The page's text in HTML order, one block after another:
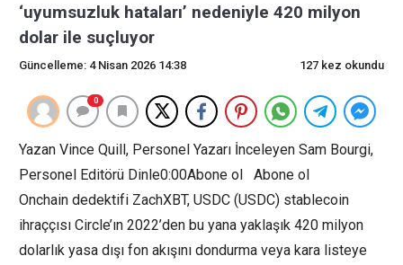
‘uyumsuzluk hataları’ nedeniyle 420 milyon
dolar ile suçluyor
Güncelleme: 4 Nisan 2026 14:38 127 kez okundu
0
Yazan Vince Quill, Personel Yazarı İnceleyen Sam Bourgi,
Personel Editörü Dinle0:00Abone ol Abone ol
Onchain dedektifi ZachXBT, USDC (USDC) stablecoin
ihraççısı Circle’ın 2022’den bu yana yaklaşık 420 milyon
dolarlık yasa dışı fon akışını dondurma veya kara listeye